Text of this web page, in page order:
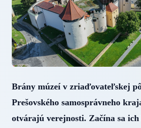
Brány múzeí v zriaďovateľskej
Prešovského samosprávneho
otvárajú verejnosti. Začína sa